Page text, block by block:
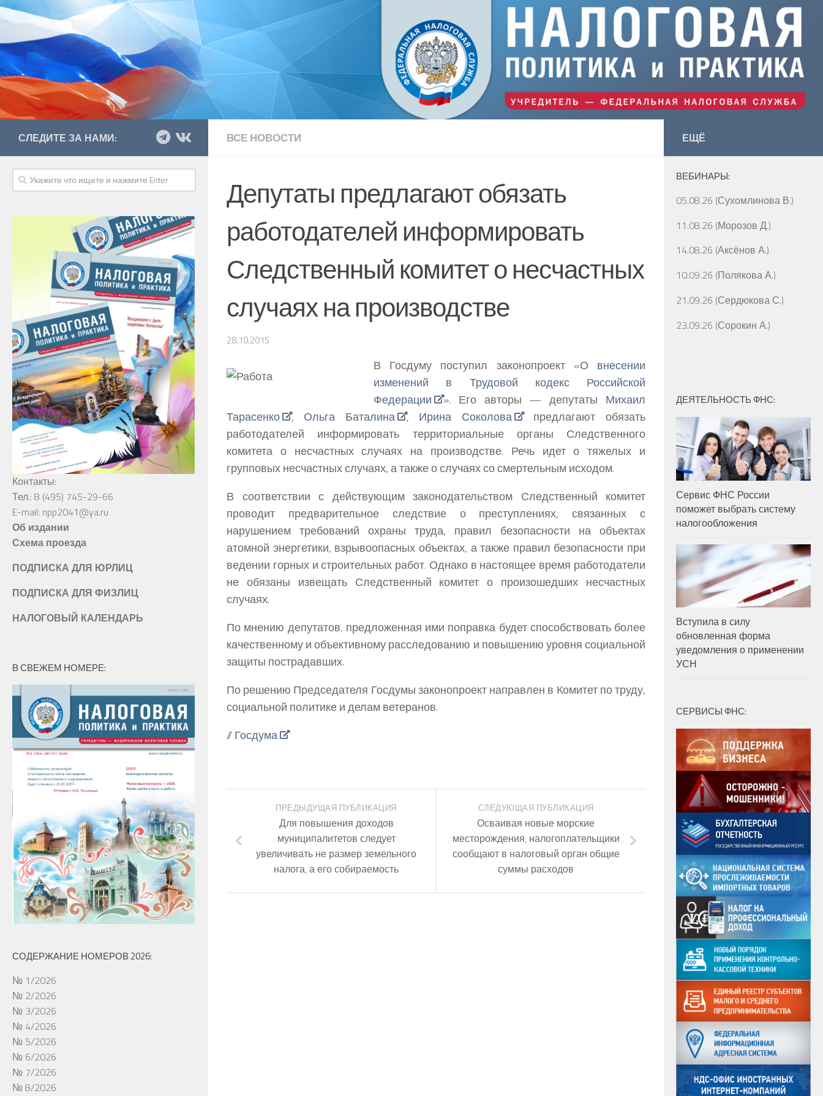
ВСЕ НОВОСТИ
Депутаты предлагают обязать
работодателей информировать
Следственный комитет о несчастных
случаях на производстве
28.10.2015
В Госдуму поступил законопроект «О внесении
изменений в Трудовой кодекс Российской
Федерации
». Его авторы — депутаты Михаил
Тарасенко
, Ольга Баталина , Ирина Соколова
предлагают обязать
работодателей информировать территориальные органы Следственного
комитета о несчастных случаях на производстве. Речь идет о тяжелых и
групповых несчастных случаях, а также о случаях со смертельным исходом.
В соответствии с действующим законодательством Следственный комитет
проводит предварительное следствие о преступлениях, связанных с
нарушением требований охраны труда, правил безопасности на объектах
атомной энергетики, взрывоопасных объектах, а также правил безопасности при
ведении горных и строительных работ. Однако в настоящее время работодатели
не обязаны извещать Следственный комитет о произошедших несчастных
случаях.
По мнению депутатов, предложенная ими поправка будет способствовать более
качественному и объективному расследованию и повышению уровня социальной
защиты пострадавших.
По решению Председателя Госдумы законопроект направлен в Комитет по труду,
социальной политике и делам ветеранов.
//Госдума
СЛЕДУЮЩАЯ ПУБЛИКАЦИЯ
Осваивая новые морские
месторождения, налогоплательщики
сообщают в налоговый орган общие
суммы расходов
ПРЕДЫДУЩАЯ ПУБЛИКАЦИЯ
Для повышения доходов
муниципалитетов следует
увеличивать не размер земельного
налога, а его собираемость
СЛЕДИТЕ ЗА НАМИ:
Контакты:
Тел.: 8 (495) 745-29-66
E-mail: npp2041@ya.ru
Об издании
Схема проезда
ПОДПИСКА ДЛЯ ЮРЛИЦ
ПОДПИСКА ДЛЯ ФИЗЛИЦ
НАЛОГОВЫЙ КАЛЕНДАРЬ
В СВЕЖЕМ НОМЕРЕ:
СОДЕРЖАНИЕ НОМЕРОВ 2026:
№ 1/2026
№ 2/2026
№ 3/2026
№ 4/2026
№ 5/2026
№ 6/2026
№ 7/2026
№ 8/2026
ЕЩЁ
ВЕБИНАРЫ:
05.08.26 (Сухомлинова В.)
11.08.26 (Морозов Д.)
14.08.26 (Аксёнов А.)
10.09.26 (Полякова А.)
21.09.26 (Сердюкова С.)
23.09.26 (Сорокин А.)
ДЕЯТЕЛЬНОСТЬ ФНС:
Сервис ФНС России
поможет выбрать систему
налогообложения
Вступила в силу
обновленная форма
уведомления о применении
УСН
СЕРВИСЫ ФНС: